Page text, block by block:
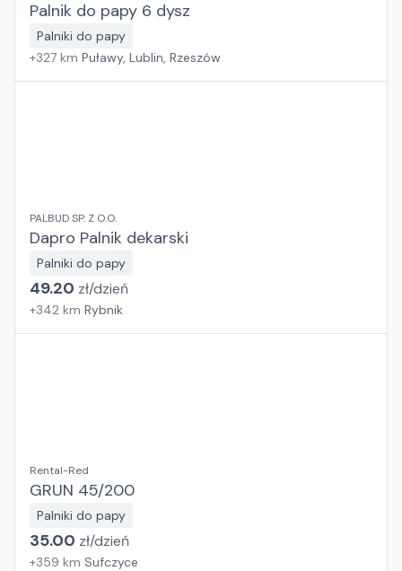
Palnik do papy 6 dysz
Palniki do papy
+327 km Puławy, Lublin, Rzeszów
PALBUD SP. Z O.O.
Dapro Palnik dekarski
Palniki do papy
49.20 zł/dzień
+342 km Rybnik
Rental-Red
GRUN 45/200
Palniki do papy
35.00 zł/dzień
+359 km Sufczyce